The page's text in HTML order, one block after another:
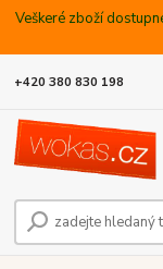
Veškeré zboží
+420 380 830 198